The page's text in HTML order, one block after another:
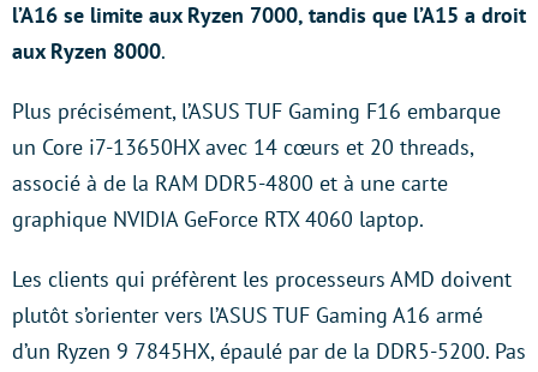
l’A16 se limite aux Ryzen 7000, tandis que l’A15 a droit
aux Ryzen 8000.
Plus précisément, l’ASUS TUF Gaming F16 embarque
un Core i7-13650HX avec 14 cœurs et 20 threads,
associé à de la RAM DDR5-4800 et à une carte
graphique NVIDIA GeForce RTX 4060 laptop.
Les clients qui préfèrent les processeurs AMD doivent
plutôt s’orienter vers l’ASUS TUF Gaming A16 armé
d’un Ryzen 9 7845HX, épaulé par de la DDR5-5200. Pas